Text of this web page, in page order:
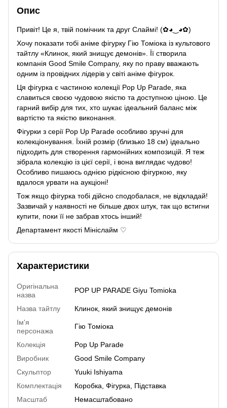
Опис
Привіт! Це я, твій помічник та друг Слаймі! (✿◕‿◕✿)
Хочу показати тобі аніме фігурку Гію Томіока із культового
тайтлу «Клинок, який знищує демонів». Її створила
компанія Good Smile Company, яку по праву вважають
одним із провідних лідерів у світі аніме фігурок.
Ця фігурка є частиною колекції Pop Up Parade, яка
славиться своєю чудовою якістю та доступною ціною. Це
гарний вибір для тих, хто шукає ідеальний баланс між
вартістю та якістю виконання.
Фігурки з серії Pop Up Parade особливо зручні для
колекціонування. Їхній розмір (близько 18 см) ідеально
підходить для створення гармонійних композицій. Я теж
зібрала колекцію із цієї серії, і вона виглядає чудово!
Особливо пишаюсь однією рідкісною фігуркою, яку
вдалося урвати на аукціоні!
Тож якщо фігурка тобі дійсно сподобалася, не відкладай!
Зазвичай у наявності не більше двох штук, так що встигни
купити, поки її не забрав хтось інший!
Департамент якості Мініслайм ♡
Характеристики
Оригінальна
назва
POP UP PARADE Giyu Tomioka
Назва тайтлу
Клинок, який знищує демонів
Ім'я
персонажа
Гію Томіока
Колекція
Pop Up Parade
Виробник
Good Smile Company
Скульптор
Yuuki Ishiyama
Комплектація
Коробка, Фігурка, Підставка
Масштаб
Немасштабовано